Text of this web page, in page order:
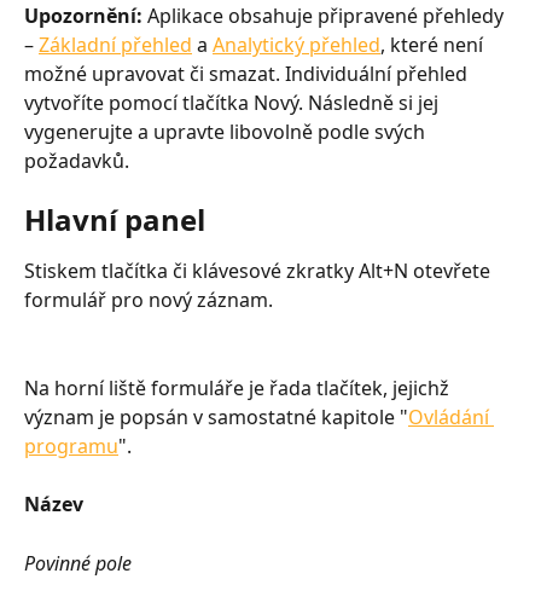
Upozornění: Aplikace obsahuje připravené přehledy
– Základní přehled a Analytický přehled, které není
možné upravovat či smazat. Individuální přehled
vytvoříte pomocí tlačítka Nový. Následně si jej
vygenerujte a upravte libovolně podle svých
požadavků.
Hlavní panel
Stiskem tlačítka či klávesové zkratky Alt+N otevřete
formulář pro nový záznam.
Na horní liště formuláře je řada tlačítek, jejichž
význam je popsán v samostatné kapitole "Ovládání
programu".
Název
Povinné pole